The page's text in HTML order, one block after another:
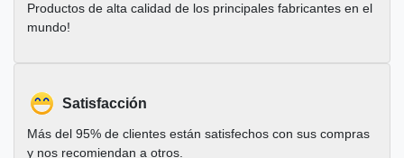
Productos de alta calidad de los principales fabricantes en el
mundo!
Satisfacción
Más del 95% de clientes están satisfechos con sus compras
y nos recomiendan a otros.